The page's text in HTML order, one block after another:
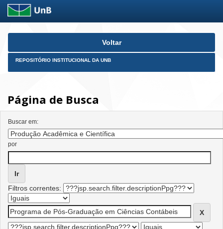
Skip
Voltar
REPOSITÓRIO INSTITUCIONAL DA UNB
Página de Busca
Buscar em:
por
Filtros correntes: